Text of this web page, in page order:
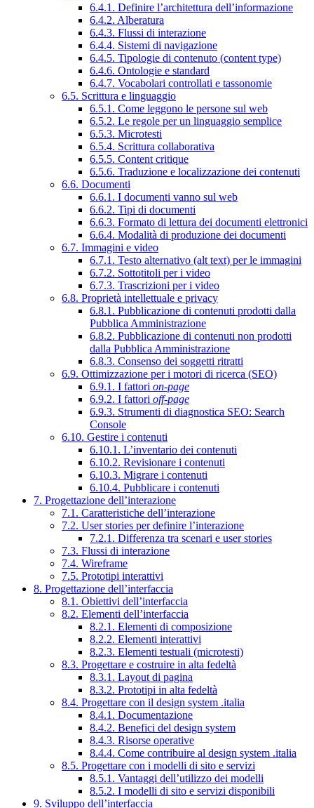
6.4.1. Definire l’architettura dell’informazione
6.4.2. Alberatura
6.4.3. Flussi di interazione
6.4.4. Sistemi di navigazione
6.4.5. Tipologie di contenuto (content type)
6.4.6. Ontologie e standard
6.4.7. Vocabolari controllati e tassonomie
6.5. Scrittura e linguaggio
6.5.1. Come leggono le persone sul web
6.5.2. Le regole per un linguaggio semplice
6.5.3. Microtesti
6.5.4. Scrittura collaborativa
6.5.5. Content critique
6.5.6. Traduzione e localizzazione dei contenuti
6.6. Documenti
6.6.1. I documenti vanno sul web
6.6.2. Tipi di documenti
6.6.3. Formato di lettura dei documenti elettronici
6.6.4. Modalità di produzione dei documenti
6.7. Immagini e video
6.7.1. Testo alternativo (alt text) per le immagini
6.7.2. Sottotitoli per i video
6.7.3. Trascrizioni per i video
6.8. Proprietà intellettuale e privacy
6.8.1. Pubblicazione di contenuti prodotti dalla
Pubblica Amministrazione
6.8.2. Pubblicazione di contenuti non prodotti
dalla Pubblica Amministrazione
6.8.3. Consenso dei soggetti ritratti
6.9. Ottimizzazione per i motori di ricerca (SEO)
6.9.1. I fattori on-page
6.9.2. I fattori off-page
6.9.3. Strumenti di diagnostica SEO: Search
Console
6.10. Gestire i contenuti
6.10.1. L’inventario dei contenuti
6.10.2. Revisionare i contenuti
6.10.3. Migrare i contenuti
6.10.4. Pubblicare i contenuti
7. Progettazione dell’interazione
7.1. Caratteristiche dell’interazione
7.2. User stories per definire l’interazione
7.2.1. Differenza tra scenari e user stories
7.3. Flussi di interazione
7.4. Wireframe
7.5. Prototipi interattivi
8. Progettazione dell’interfaccia
8.1. Obiettivi dell’interfaccia
8.2. Elementi dell’interfaccia
8.2.1. Elementi di composizione
8.2.2. Elementi interattivi
8.2.3. Elementi testuali (microtesti)
8.3. Progettare e costruire in alta fedeltà
8.3.1. Layout di pagina
8.3.2. Prototipi in alta fedeltà
8.4. Progettare con il design system .italia
8.4.1. Documentazione
8.4.2. Benefici del design system
8.4.3. Risorse operative
8.4.4. Come contribuire al design system .italia
8.5. Progettare con i modelli di sito e servizi
8.5.1. Vantaggi dell’utilizzo dei modelli
8.5.2. I modelli di sito e servizi disponibili
9. Sviluppo dell’interfaccia